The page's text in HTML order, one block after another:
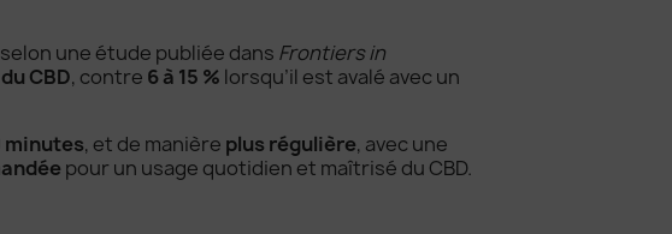
une étude publiée dans Frontiers in
CBD, contre 6 à 15 % lorsqu’il est avalé avec un
minutes, et de manière plus régulière, avec une
pour un usage quotidien et maîtrisé du CBD.